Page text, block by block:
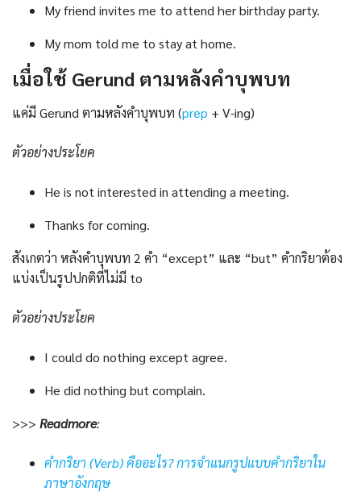
My friend invites me to attend her birthday party.
My mom told me to stay at home.
เมื่อใช้ Gerund ตามหลังคำบุพบท
แค่มี Gerund ตามหลังคำบุพบท (prep + V-ing)
ตัวอย่างประโยค
He is not interested in attending a meeting.
Thanks for coming.
สังเกตว่า หลังคำบุพบท 2 คำ “except” และ “but” คำกริยาต้อง
แบ่งเป็นรูปปกติที่ไม่มี to
ตัวอย่างประโยค
I could do nothing except agree.
He did nothing but complain.
>>> Readmore:
คำกริยา (Verb) คืออะไร? การจำแนกรูปแบบคำกริยาใน
ภาษาอังกฤษ